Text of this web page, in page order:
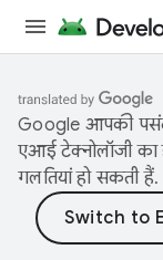
Google आपकी
एआई टेक्नोलॉजी का
गलतियां हो सकती हैं.